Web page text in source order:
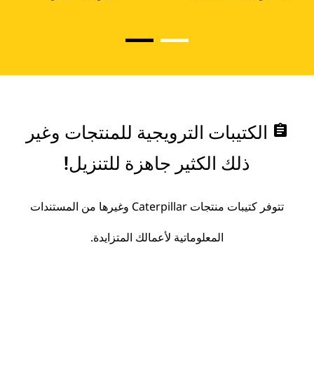
assignment الكتيبات الترويجية للمنتجات وغير
ذلك الكثير جاهزة للتنزيل!
تتوفر كتيبات منتجات Caterpillar وغيرها من المستندات
المعلوماتية لأعمالك المتزايدة.